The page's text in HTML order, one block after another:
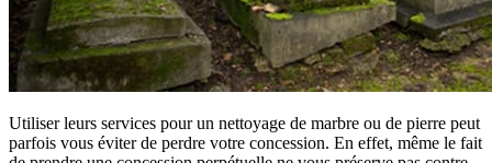
Utiliser leurs services pour un nettoyage de marbre ou de pierre peut
parfois vous éviter de perdre votre concession. En effet, même le fait